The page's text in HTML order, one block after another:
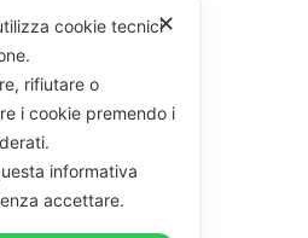
✕
cookie tecnici
rifiutare o
i cookie premendo i
informativa
accettare.